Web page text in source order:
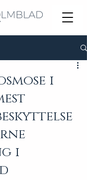
i
i